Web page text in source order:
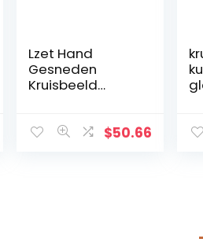
Lzet Hand
Gesneden
Kruisbeeld
Hars Materiaal
$50.66